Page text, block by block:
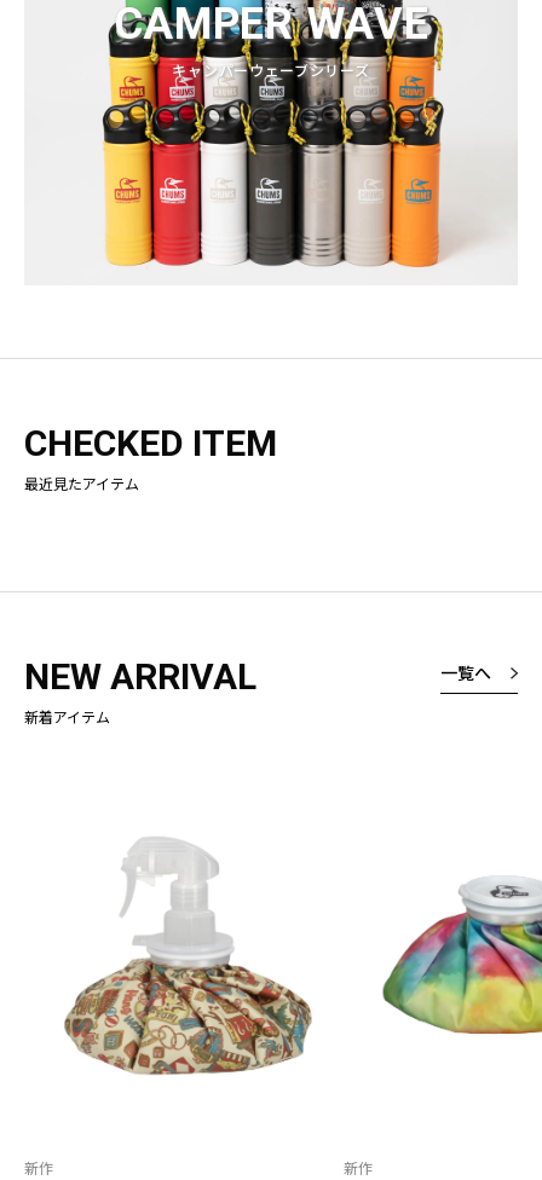
CAMPER WAVE
キャンパーウェーブシリーズ
CHECKED ITEM
最近見たアイテム
NEW ARRIVAL
新着アイテム
一覧へ
新作 新作